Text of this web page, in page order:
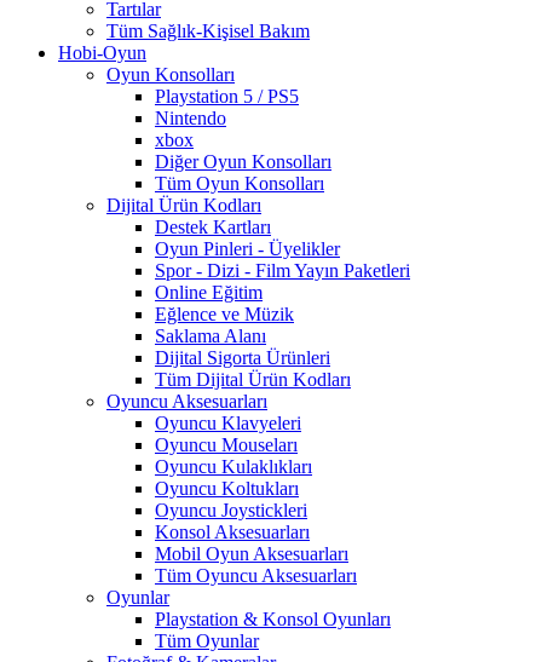
Tartılar
Tüm Sağlık-Kişisel Bakım
Hobi-Oyun
Oyun Konsolları
Playstation 5 / PS5
Nintendo
xbox
Diğer Oyun Konsolları
Tüm Oyun Konsolları
Dijital Ürün Kodları
Destek Kartları
Oyun Pinleri - Üyelikler
Spor - Dizi - Film Yayın Paketleri
Online Eğitim
Eğlence ve Müzik
Saklama Alanı
Dijital Sigorta Ürünleri
Tüm Dijital Ürün Kodları
Oyuncu Aksesuarları
Oyuncu Klavyeleri
Oyuncu Mouseları
Oyuncu Kulaklıkları
Oyuncu Koltukları
Oyuncu Joystickleri
Konsol Aksesuarları
Mobil Oyun Aksesuarları
Tüm Oyuncu Aksesuarları
Oyunlar
Playstation & Konsol Oyunları
Tüm Oyunlar